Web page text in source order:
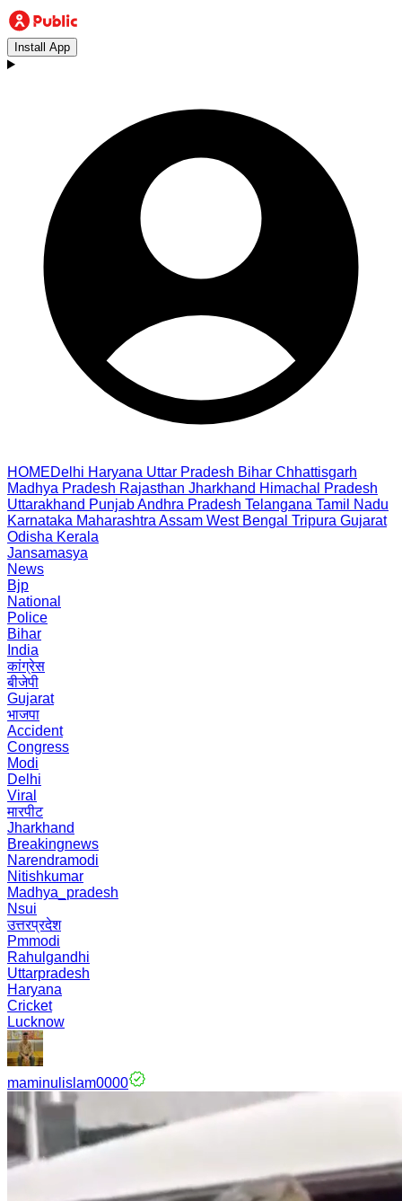
Install App
HOMEDelhi Haryana Uttar Pradesh Bihar Chhattisgarh
Madhya Pradesh Rajasthan Jharkhand Himachal Pradesh
Uttarakhand PunjabAndhra Pradesh Telangana Tamil Nadu
Karnataka Maharashtra Assam West Bengal Tripura Gujarat
Odisha Kerala
Jansamasya
News
Bjp
National
Police
Bihar
India
कांग्रेस
बीजेपी
Gujarat
भाजपा
Accident
Congress
Modi
Delhi
Viral
मारपीट
Jharkhand
Breakingnews
Narendramodi
Nitishkumar
Madhya_pradesh
Nsui
उत्तरप्रदेश
Pmmodi
Rahulgandhi
Uttarpradesh
Haryana
Cricket
Lucknow
maminulislam0000